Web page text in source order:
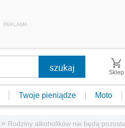
REKLAMA
Sklep
Twoje pieniądze Moto
» Rodziny alkoholików nie będą